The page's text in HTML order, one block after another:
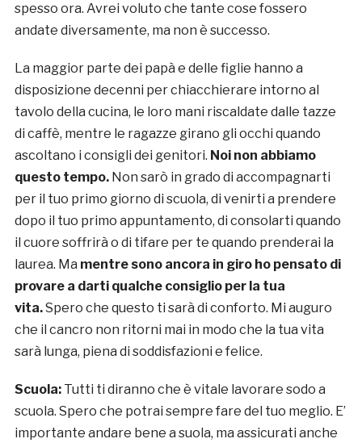
spesso ora. Avrei voluto che tante cose fossero
andate diversamente, ma non è successo.
La maggior parte dei papà e delle figlie hanno a
disposizione decenni per chiacchierare intorno al
tavolo della cucina, le loro mani riscaldate dalle tazze
di caffè, mentre le ragazze girano gli occhi quando
ascoltano i consigli dei genitori. Noi non abbiamo
questo tempo.Non sarò in grado di accompagnarti
per il tuo primo giorno di scuola, di venirti a prendere
dopo il tuo primo appuntamento, di consolarti quando
il cuore soffrirà o di tifare per te quando prenderai la
laurea. Ma mentre sono ancora in giro ho pensato di
provare a darti qualche consiglio per la tua
vita.Spero che questo ti sarà di conforto. Mi auguro
che il cancro non ritorni mai in modo che la tua vita
sarà lunga, piena di soddisfazioni e felice.
Scuola:Tutti ti diranno che è vitale lavorare sodo a
scuola. Spero che potrai sempre fare del tuo meglio. E’
importante andare bene a suola, ma assicurati anche